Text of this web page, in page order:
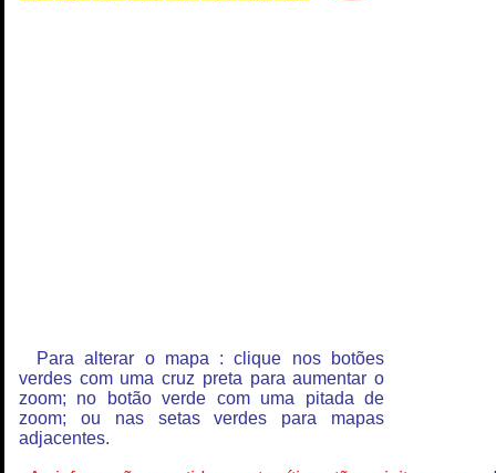
Para alterar o mapa : clique nos botões
verdes com uma cruz preta para aumentar o
zoom; no botão verde com uma pitada de
zoom; ou nas setas verdes para mapas
adjacentes.